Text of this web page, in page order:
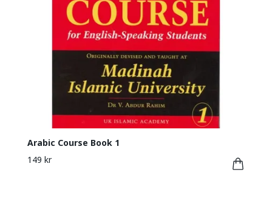
Arabic Course Book 1
149 kr